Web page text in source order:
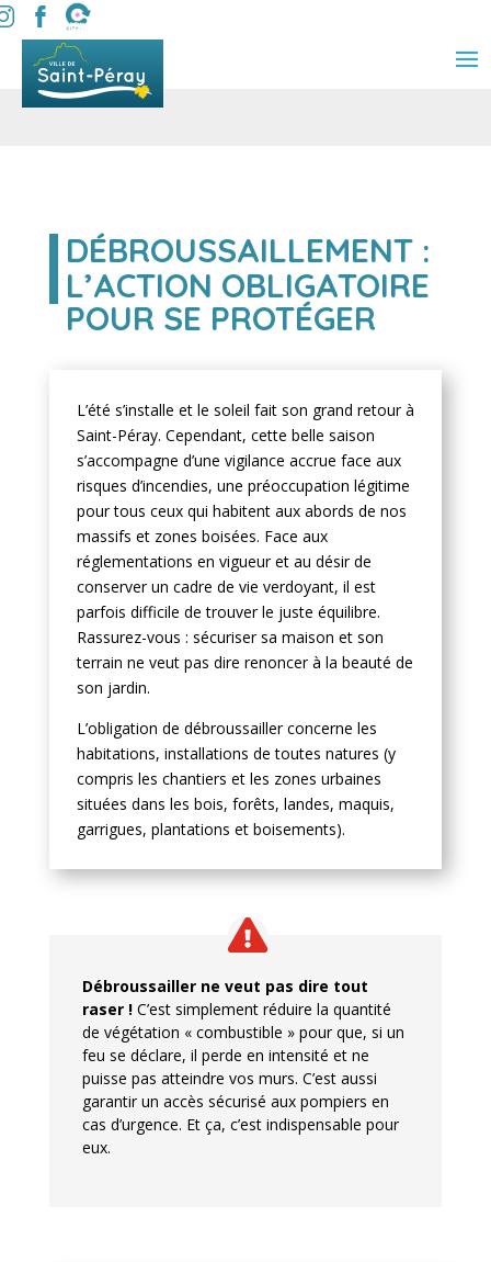
DÉBROUSSAILLEMENT :
L’ACTION OBLIGATOIRE
POUR SE PROTÉGER
L’été s’installe et le soleil fait son grand retour à
Saint-Péray. Cependant, cette belle saison
s’accompagne d’une vigilance accrue face aux
risques d’incendies, une préoccupation légitime
pour tous ceux qui habitent aux abords de nos
massifs et zones boisées. Face aux
réglementations en vigueur et au désir de
conserver un cadre de vie verdoyant, il est
parfois difficile de trouver le juste équilibre.
Rassurez-vous : sécuriser sa maison et son
terrain ne veut pas dire renoncer à la beauté de
son jardin.
L’obligation de débroussaillerconcerne les
habitations, installations de toutes natures (y
compris les chantiers et les zones urbaines
situées dans les bois, forêts, landes, maquis,
garrigues, plantations et boisements).
Débroussailler ne veut pas dire tout
raser ! C’est simplement réduire la quantité
de végétation « combustible » pour que, si un
feu se déclare, il perde en intensité et ne
puisse pas atteindre vos murs. C’est aussi
garantir un accès sécurisé aux pompiers en
cas d’urgence. Et ça, c’est indispensable pour
eux.